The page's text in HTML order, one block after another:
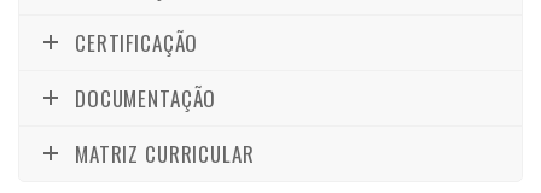
CERTIFICAÇÃO
DOCUMENTAÇÃO
MATRIZ CURRICULAR